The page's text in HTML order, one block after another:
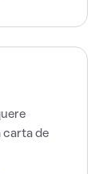
carta de